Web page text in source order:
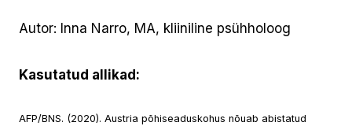
Autor: Inna Narro, MA, kliiniline psühholoog
Kasutatud allikad:
AFP/BNS. (2020). Austria põhiseaduskohus nõuab abistatud